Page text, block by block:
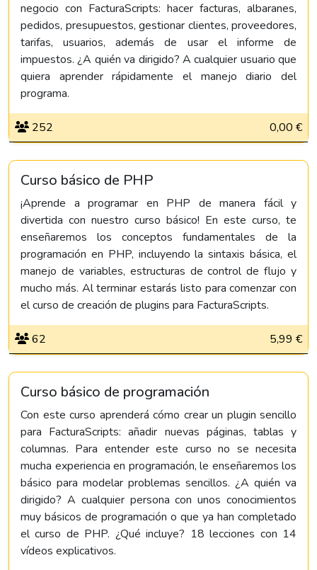
negocio con FacturaScripts: hacer facturas, albaranes,
pedidos, presupuestos, gestionar clientes, proveedores,
tarifas, usuarios, además de usar el informe de
impuestos. ¿A quién va dirigido? A cualquier usuario que
quiera aprender rápidamente el manejo diario del
programa.
252 0,00 €
Curso básico de PHP
¡Aprende a programar en PHP de manera fácil y
divertida con nuestro curso básico! En este curso, te
enseñaremos los conceptos fundamentales de la
programación en PHP, incluyendo la sintaxis básica, el
manejo de variables, estructuras de control de flujo y
mucho más. Al terminar estarás listo para comenzar con
el curso de creación de plugins para FacturaScripts.
62 5,99 €
Curso básico de programación
Con este curso aprenderá cómo crear un plugin sencillo
para FacturaScripts: añadir nuevas páginas, tablas y
columnas. Para entender este curso no se necesita
mucha experiencia en programación, le enseñaremos los
básico para modelar problemas sencillos. ¿A quién va
dirigido? A cualquier persona con unos conocimientos
muy básicos de programación o que ya han completado
el curso de PHP. ¿Qué incluye? 18 lecciones con 14
vídeos explicativos.